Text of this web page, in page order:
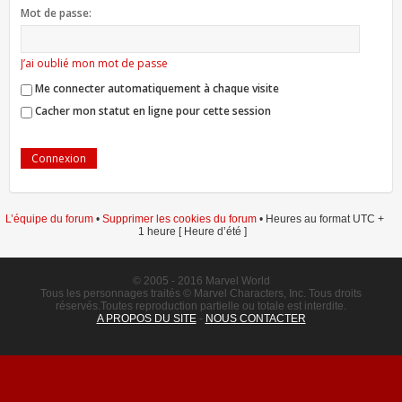
Mot de passe:
J’ai oublié mon mot de passe
Me connecter automatiquement à chaque visite
Cacher mon statut en ligne pour cette session
L’équipe du forum• Supprimer les cookies du forum• Heures au format UTC +
1 heure [ Heure d’été ]
© 2005 - 2016 Marvel World
Tous les personnages traités © Marvel Characters, Inc. Tous droits
réservés.Toutes reproduction partielle ou totale est interdite.
A PROPOS DU SITE- NOUS CONTACTER